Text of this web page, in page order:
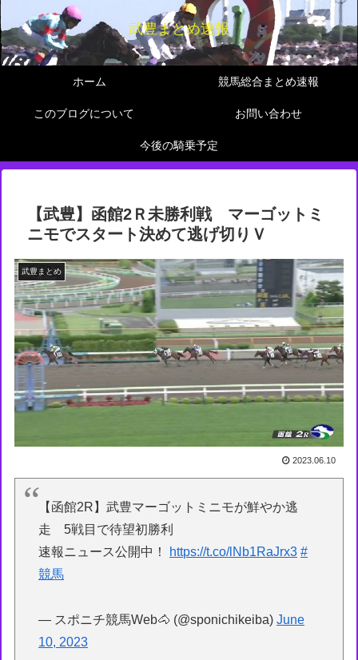
武豊まとめ速報
ホーム 競馬総合まとめ速報
このブログについて お問い合わせ
今後の騎乗予定
【武豊】函館2Ｒ未勝利戦 マーゴットミ
ニモでスタート決めて逃げ切りＶ
武豊まとめ
2023.06.10
【函館2R】武豊マーゴットミニモが鮮やか逃
走 5戦目で待望初勝利
速報ニュース公開中！
https://t.co/lNb1RaJrx3 #
競馬
— スポニチ競馬Web🐴 (@sponichikeiba)June
10, 2023